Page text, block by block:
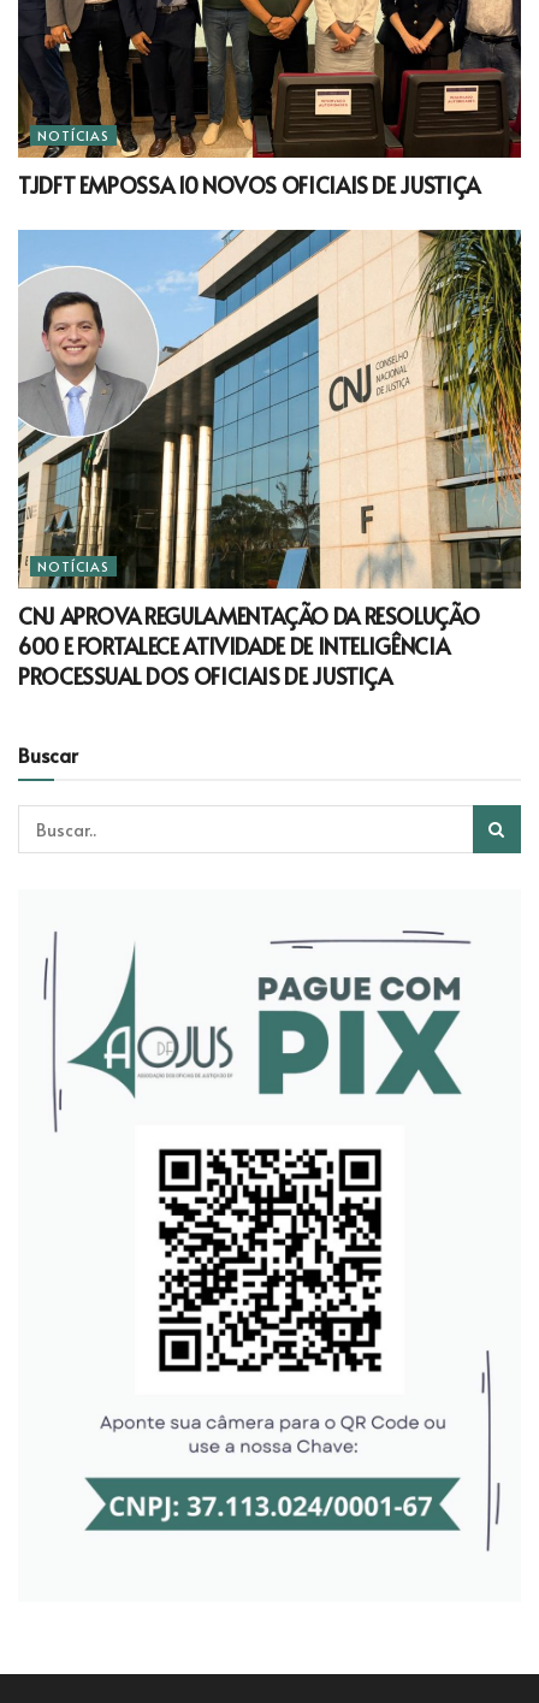
NOTÍCIAS
TJDFT EMPOSSA 10 NOVOS OFICIAIS DE JUSTIÇA
NOTÍCIAS
CNJ APROVA REGULAMENTAÇÃO DA RESOLUÇÃO
600 E FORTALECE ATIVIDADE DE INTELIGÊNCIA
PROCESSUAL DOS OFICIAIS DE JUSTIÇA
Buscar